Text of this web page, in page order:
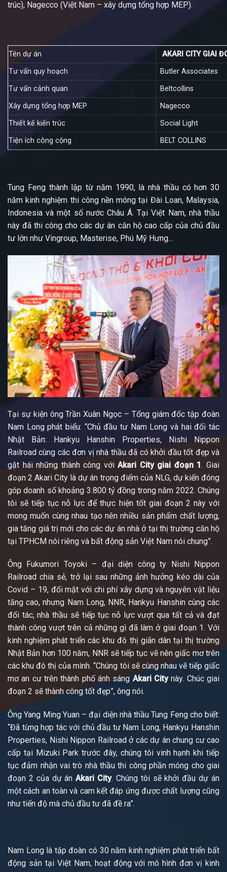
trúc), Nagecco (Việt Nam – xây dựng tổng hợp MEP).
Tên dự án
AKARI CITY GIAI
Tư vấn quy hoạch
Butler Associates
Tư vấn cảnh quan
Beltcollins
Xây dựng tổng hợp MEP
Nagecco
Thiết kế kiến trúc
Social Light
Tiện ích công cộng
BELT COLLINS
Tung Feng thành lập từ năm 1990, là nhà thầu có hơn 30
năm kinh nghiệm thi công nền móng tại Đài Loan, Malaysia,
Indonesia và một số nước Châu Á. Tại Việt Nam, nhà thầu
này đã thi công cho các dự án căn hộ cao cấp của chủ đầu
tư lớn như Vingroup, Masterise, Phú Mỹ Hưng…
Tại sự kiện ông Trần Xuân Ngọc – Tổng giám đốc tập đoàn
Nam Long phát biểu: “Chủ đầu tư Nam Long và hai đối tác
Nhật Bản: Hankyu Hanshin Properties, Nishi Nippon
Railroad cùng các đơn vị nhà thầu đã có khởi đầu tốt đẹp và
gặt hái những thành công vớiAkari City giai đoạn 1. Giai
đoạn 2 Akari City là dự án trọng điểm của NLG, dự kiến đóng
góp doanh số khoảng 3.800 tỷ đồng trong năm 2022. Chúng
tôi sẽ tiếp tục nỗ lực để thực hiện tốt giai đoạn 2 này với
mong muốn cùng nhau tạo nên nhiều sản phẩm chất lượng,
gia tăng giá trị mới cho các dự án nhà ở tại thị trường căn hộ
tại TPHCM nói riêng và bất động sản Việt Nam nói chung”.
Ông Fukumori Toyoki – đại diện công ty Nishi Nippon
Railroad chia sẻ, trở lại sau những ảnh hưởng kéo dài của
Covid – 19, đối mặt với chi phí xây dựng và nguyên vật liệu
tăng cao, nhưng Nam Long, NNR, Hankyu Hanshin cùng các
đối tác, nhà thầu sẽ tiếp tục nỗ lực vượt qua tất cả và đạt
thành công vượt trên cả những gì đã làm ở giai đoạn 1. Với
kinh nghiệm phát triển các khu đô thị giãn dân tại thị trường
Nhật Bản hơn 100 năm, NNR sẽ tiếp tục vẽ nên giấc mơ trên
các khu đô thị của mình. “Chúng tôi sẽ cùng nhau vẽ tiếp giấc
mơ an cư trên thành phố ánh sáng Akari Citynày. Chúc giai
đoạn 2 sẽ thành công tốt đẹp”, ông nói.
Ông Yang Ming Yuan – đại diện nhà thầu Tung Feng cho biết:
“Đã từng hợp tác với chủ đầu tư Nam Long, Hankyu Hanshin
Properties, Nishi Nippon Railroad ở các dự án chung cư cao
cấp tại Mizuki Park trước đây, chúng tôi vinh hạnh khi tiếp
tục đảm nhận vai trò nhà thầu thi công phần móng cho giai
đoạn 2 của dự ánAkari City. Chúng tôi sẽ khởi đầu dự án
một cách an toàn và cam kết đáp ứng được chất lượng cũng
như tiến độ mà chủ đầu tư đã đề ra”.
Nam Long là tập đoàn có 30 năm kinh nghiệm phát triển bất
động sản tại Việt Nam, hoạt động với mô hình đơn vị kinh